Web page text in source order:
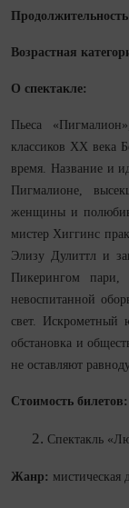
Возрастная
О спектакле:
Пьеса
классиков XX века
время. Название и
Пигмалионе,
женщины и
мистер Хиггинс
Элизу Дулиттл и
Пикерингом пари,
невоспитанной
свет. Искрометный
обстановка и
не оставляют
Стоимость билетов:
Спектакль
Жанр: мистическая